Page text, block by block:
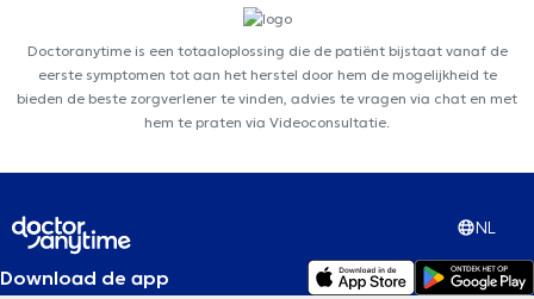
Doctoranytime is een totaaloplossing die de patiënt bijstaat vanaf de
eerste symptomen tot aan het herstel door hem de mogelijkheid te
bieden de beste zorgverlener te vinden, advies te vragen via chat en met
hem te praten via Videoconsultatie.
NL
Download de app